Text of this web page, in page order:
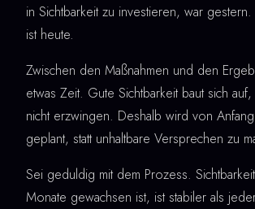
in Sichtbarkeit zu investieren, war
ist heute.
Zwischen den Maßnahmen und den
etwas Zeit. Gute Sichtbarkeit baut sich
nicht erzwingen. Deshalb wird von
geplant, statt unhaltbare Versprechen zu
Sei geduldig mit dem Prozess.
Monate gewachsen ist, ist stabiler als